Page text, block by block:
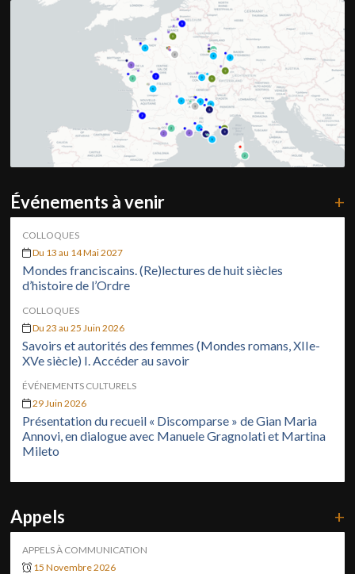
Événements à venir +
COLLOQUES
Du 13 au 14 Mai 2027
Mondes franciscains. (Re)lectures de huit siècles
d’histoire de l’Ordre
COLLOQUES
Du 23 au 25 Juin 2026
Savoirs et autorités des femmes (Mondes romans, XIIe-
XVe siècle) I. Accéder au savoir
ÉVÉNEMENTS CULTURELS
29 Juin 2026
Présentation du recueil « Discomparse » de Gian Maria
Annovi, en dialogue avec Manuele Gragnolati et Martina
Mileto
Appels +
APPELS À COMMUNICATION
15 Novembre 2026